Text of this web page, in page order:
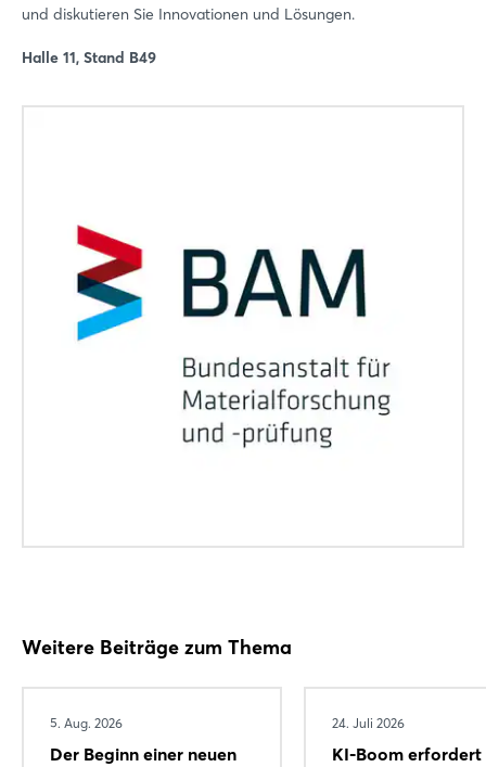
und diskutieren Sie Innovationen und Lösungen.
Halle 11, Stand B49
Weitere Beiträge zum Thema
5. Aug. 2026
Der Beginn einer neuen
24. Juli 2026
KI-Boom erfordert
Login
Einloggen
Passwort vergessen?